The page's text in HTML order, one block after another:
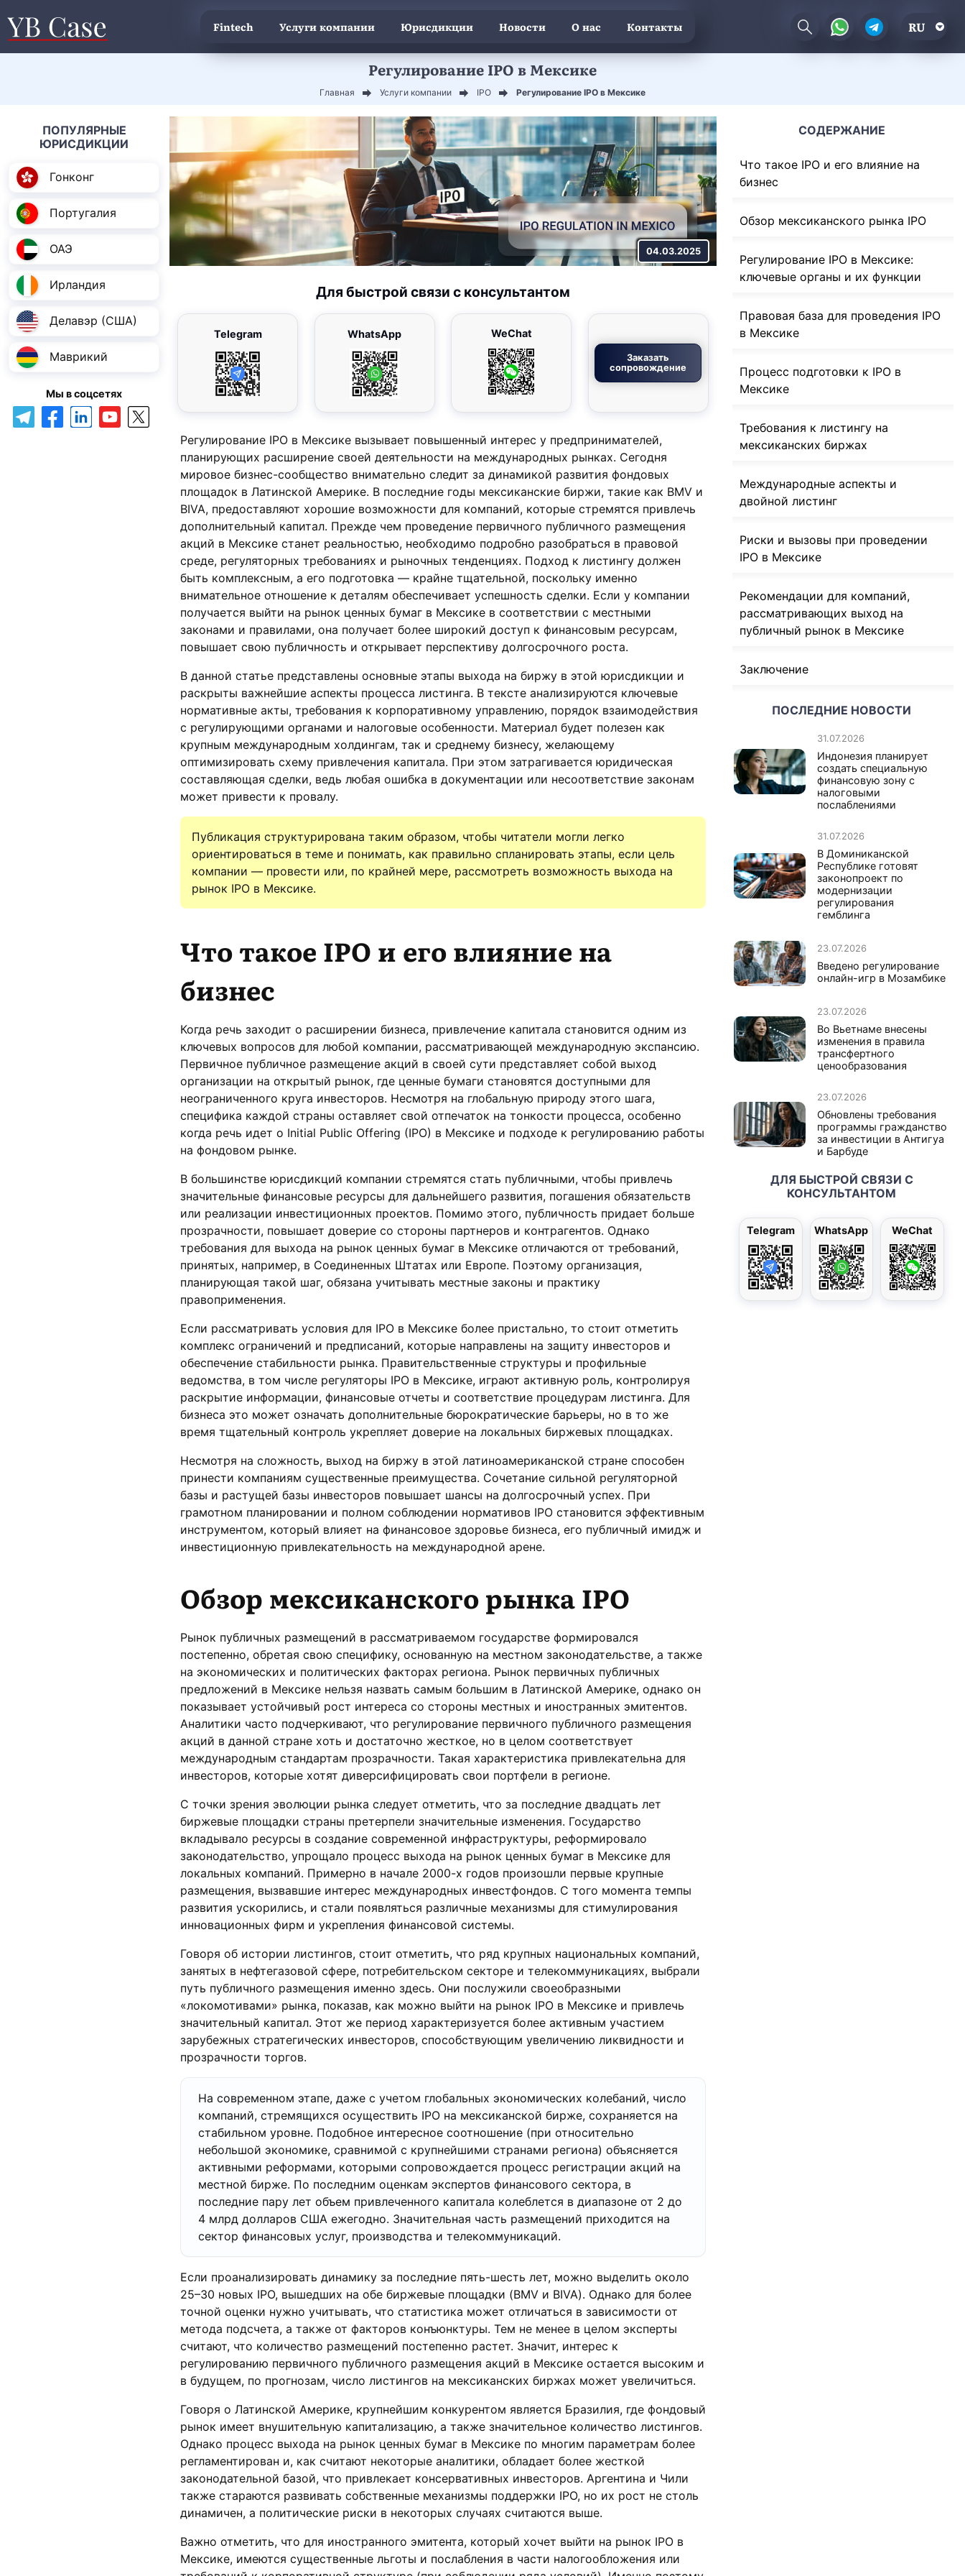
Fintech Услуги компании Юрисдикции Новости О нас Контакты RU
Регулирование IPO в Мексике
Главная Услуги компании IPO Регулирование IPO в Мексике
ПОПУЛЯРНЫЕ
ЮРИСДИКЦИИ
Гонконг
Португалия
ОАЭ
Ирландия
Делавэр (США)
Маврикий
Мы в соцсетях
04.03.2025
Для быстрой связи с консультантом
Telegram WhatsApp WeChat
Заказать
сопровождение
Регулирование IPO в Мексике вызывает повышенный интерес у предпринимателей,
планирующих расширение своей деятельности на международных рынках. Сегодня
мировое бизнес-сообщество внимательно следит за динамикой развития фондовых
площадок в Латинской Америке. В последние годы мексиканские биржи, такие как BMV и
BIVA, предоставляют хорошие возможности для компаний, которые стремятся привлечь
дополнительный капитал. Прежде чем проведение первичного публичного размещения
акций в Мексике станет реальностью, необходимо подробно разобраться в правовой
среде, регуляторных требованиях и рыночных тенденциях. Подход к листингу должен
быть комплексным, а его подготовка — крайне тщательной, поскольку именно
внимательное отношение к деталям обеспечивает успешность сделки. Если у компании
получается выйти на рынок ценных бумаг в Мексике в соответствии с местными
законами и правилами, она получает более широкий доступ к финансовым ресурсам,
повышает свою публичность и открывает перспективу долгосрочного роста.
В данной статье представлены основные этапы выхода на биржу в этой юрисдикции и
раскрыты важнейшие аспекты процесса листинга. В тексте анализируются ключевые
нормативные акты, требования к корпоративному управлению, порядок взаимодействия
с регулирующими органами и налоговые особенности. Материал будет полезен как
крупным международным холдингам, так и среднему бизнесу, желающему
оптимизировать схему привлечения капитала. При этом затрагивается юридическая
составляющая сделки, ведь любая ошибка в документации или несоответствие законам
может привести к провалу.
Публикация структурирована таким образом, чтобы читатели могли легко
ориентироваться в теме и понимать, как правильно спланировать этапы, если цель
компании — провести или, по крайней мере, рассмотреть возможность выхода на
рынок IPO в Мексике.
Что такое IPO и его влияние на
бизнес
Когда речь заходит о расширении бизнеса, привлечение капитала становится одним из
ключевых вопросов для любой компании, рассматривающей международную экспансию.
Первичное публичное размещение акций в своей сути представляет собой выход
организации на открытый рынок, где ценные бумаги становятся доступными для
неограниченного круга инвесторов. Несмотря на глобальную природу этого шага,
специфика каждой страны оставляет свой отпечаток на тонкости процесса, особенно
когда речь идет о Initial Public Offering (IPO) в Мексике и подходе к регулированию работы
на фондовом рынке.
В большинстве юрисдикций компании стремятся стать публичными, чтобы привлечь
значительные финансовые ресурсы для дальнейшего развития, погашения обязательств
или реализации инвестиционных проектов. Помимо этого, публичность придает больше
прозрачности, повышает доверие со стороны партнеров и контрагентов. Однако
требования для выхода на рынок ценных бумаг в Мексике отличаются от требований,
принятых, например, в Соединенных Штатах или Европе. Поэтому организация,
планирующая такой шаг, обязана учитывать местные законы и практику
правоприменения.
Если рассматривать условия для IPO в Мексике более пристально, то стоит отметить
комплекс ограничений и предписаний, которые направлены на защиту инвесторов и
обеспечение стабильности рынка. Правительственные структуры и профильные
ведомства, в том числе регуляторы IPO в Мексике, играют активную роль, контролируя
раскрытие информации, финансовые отчеты и соответствие процедурам листинга. Для
бизнеса это может означать дополнительные бюрократические барьеры, но в то же
время тщательный контроль укрепляет доверие на локальных биржевых площадках.
Несмотря на сложность, выход на биржу в этой латиноамериканской стране способен
принести компаниям существенные преимущества. Сочетание сильной регуляторной
базы и растущей базы инвесторов повышает шансы на долгосрочный успех. При
грамотном планировании и полном соблюдении нормативов IPO становится эффективным
инструментом, который влияет на финансовое здоровье бизнеса, его публичный имидж и
инвестиционную привлекательность на международной арене.
Обзор мексиканского рынка IPO
Рынок публичных размещений в рассматриваемом государстве формировался
постепенно, обретая свою специфику, основанную на местном законодательстве, а также
на экономических и политических факторах региона. Рынок первичных публичных
предложений в Мексике нельзя назвать самым большим в Латинской Америке, однако он
показывает устойчивый рост интереса со стороны местных и иностранных эмитентов.
Аналитики часто подчеркивают, что регулирование первичного публичного размещения
акций в данной стране хоть и достаточно жесткое, но в целом соответствует
международным стандартам прозрачности. Такая характеристика привлекательна для
инвесторов, которые хотят диверсифицировать свои портфели в регионе.
С точки зрения эволюции рынка следует отметить, что за последние двадцать лет
биржевые площадки страны претерпели значительные изменения. Государство
вкладывало ресурсы в создание современной инфраструктуры, реформировало
законодательство, упрощало процесс выхода на рынок ценных бумаг в Мексике для
локальных компаний. Примерно в начале 2000-х годов произошли первые крупные
размещения, вызвавшие интерес международных инвестфондов. С того момента темпы
развития ускорились, и стали появляться различные механизмы для стимулирования
инновационных фирм и укрепления финансовой системы.
Говоря об истории листингов, стоит отметить, что ряд крупных национальных компаний,
занятых в нефтегазовой сфере, потребительском секторе и телекоммуникациях, выбрали
путь публичного размещения именно здесь. Они послужили своеобразными
«локомотивами» рынка, показав, как можно выйти на рынок IPO в Мексике и привлечь
значительный капитал. Этот же период характеризуется более активным участием
зарубежных стратегических инвесторов, способствующим увеличению ликвидности и
прозрачности торгов.
На современном этапе, даже с учетом глобальных экономических колебаний, число
компаний, стремящихся осуществить IPO на мексиканской бирже, сохраняется на
стабильном уровне. Подобное интересное соотношение (при относительно
небольшой экономике, сравнимой с крупнейшими странами региона) объясняется
активными реформами, которыми сопровождается процесс регистрации акций на
местной бирже. По последним оценкам экспертов финансового сектора, в
последние пару лет объем привлеченного капитала колеблется в диапазоне от 2 до
4 млрд долларов США ежегодно. Значительная часть размещений приходится на
сектор финансовых услуг, производства и телекоммуникаций.
Если проанализировать динамику за последние пять-шесть лет, можно выделить около
25–30 новых IPO, вышедших на обе биржевые площадки (BMV и BIVA). Однако для более
точной оценки нужно учитывать, что статистика может отличаться в зависимости от
метода подсчета, а также от факторов конъюнктуры. Тем не менее в целом эксперты
считают, что количество размещений постепенно растет. Значит, интерес к
регулированию первичного публичного размещения акций в Мексике остается высоким и
в будущем, по прогнозам, число листингов на мексиканских биржах может увеличиться.
Говоря о Латинской Америке, крупнейшим конкурентом является Бразилия, где фондовый
рынок имеет внушительную капитализацию, а также значительное количество листингов.
Однако процесс выхода на рынок ценных бумаг в Мексике по многим параметрам более
регламентирован и, как считают некоторые аналитики, обладает более жесткой
законодательной базой, что привлекает консервативных инвесторов. Аргентина и Чили
также стараются развивать собственные механизмы поддержки IPO, но их рост не столь
динамичен, а политические риски в некоторых случаях считаются выше.
Важно отметить, что для иностранного эмитента, который хочет выйти на рынок IPO в
Мексике, имеются существенные льготы и послабления в части налогообложения или
СОДЕРЖАНИЕ
Что такое IPO и его влияние на
бизнес
Обзор мексиканского рынка IPO
Регулирование IPO в Мексике:
ключевые органы и их функции
Правовая база для проведения IPO
в Мексике
Процесс подготовки к IPO в
Мексике
Требования к листингу на
мексиканских биржах
Международные аспекты и
двойной листинг
Риски и вызовы при проведении
IPO в Мексике
Рекомендации для компаний,
рассматривающих выход на
публичный рынок в Мексике
Заключение
ПОСЛЕДНИЕ НОВОСТИ
31.07.2026
Индонезия планирует
создать специальную
финансовую зону с
налоговыми
послаблениями
31.07.2026
В Доминиканской
Республике готовят
законопроект по
модернизации
регулирования
гемблинга
23.07.2026
Введено регулирование
онлайн-игр в Мозамбике
23.07.2026
Во Вьетнаме внесены
изменения в правила
трансфертного
ценообразования
23.07.2026
Обновлены требования
программы гражданство
за инвестиции в Антигуа
и Барбуде
ДЛЯ БЫСТРОЙ СВЯЗИ С
КОНСУЛЬТАНТОМ
Telegram WhatsApp WeChat